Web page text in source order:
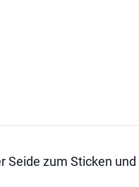
zum Sticken und